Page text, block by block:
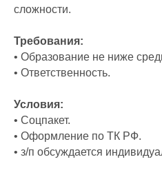
сложности.
Требования:
• Образование не ниже
• Ответственность.
Условия:
• Соцпакет.
• Оформление по ТК РФ.
• з/п обсуждается